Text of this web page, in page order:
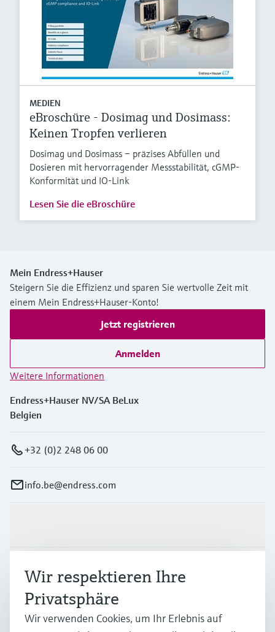
MEDIEN
eBroschüre - Dosimag und Dosimass:
Keinen Tropfen verlieren
Dosimag und Dosimass – präzises Abfüllen und
Dosieren mit hervorragender Messstabilität, cGMP-
Konformität und IO-Link
Lesen Sie die eBroschüre
Mein Endress+Hauser
Steigern Sie die Effizienz und sparen Sie wertvolle Zeit mit
einem Mein Endress+Hauser-Konto!
Jetzt registrieren
Anmelden
Weitere Informationen
Endress+Hauser NV/SA BeLux
Belgien
+32 (0)2 248 06 00
info.be@endress.com
Branchen
Support
Wir respektieren Ihre
Privatsphäre
Wir verwenden Cookies, um Ihr Erlebnis auf